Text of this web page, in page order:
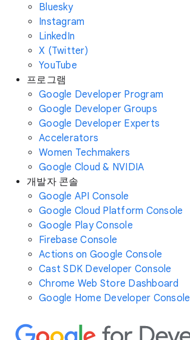
Bluesky
Instagram
LinkedIn
X (Twitter)
YouTube
프로그램
Google Developer Program
Google Developer Groups
Google Developer Experts
Accelerators
Women Techmakers
Google Cloud & NVIDIA
개발자 콘솔
Google API Console
Google Cloud Platform Console
Google Play Console
Firebase Console
Actions on Google Console
Cast SDK Developer Console
Chrome Web Store Dashboard
Google Home Developer Console